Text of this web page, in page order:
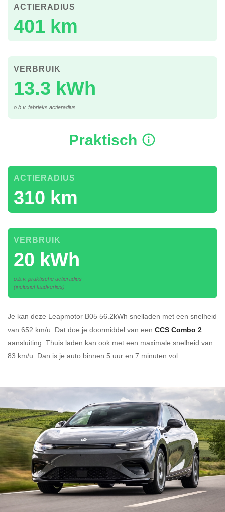
401 km
ACTIERADIUS
13.3 kWh
VERBRUIK
o.b.v. fabrieks actieradius
Praktisch
310 km
ACTIERADIUS
20 kWh
VERBRUIK
o.b.v. praktische actieradius
(inclusief laadverlies)
Je kan deze Leapmotor B05 56.2kWh snelladen met een snelheid
van 652 km/u. Dat doe je doormiddel van een CCS Combo 2
aansluiting. Thuis laden kan ook met een maximale snelheid van
83 km/u. Dan is je auto binnen 5 uur en 7 minuten vol.